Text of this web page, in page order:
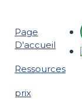
Page
D'accueil
Ressources
prix